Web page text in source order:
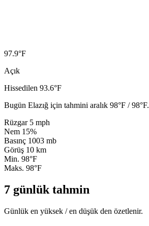
97.9°F
Açık
Hissedilen 93.6°F
Bugün Elazığ için tahmini aralık 98°F / 98°F.
Rüzgar 5 mph
Nem 15%
Basınç 1003 mb
Görüş 10 km
Min. 98°F
Maks. 98°F
7 günlük tahmin
Günlük en yüksek / en düşük den özetlenir.